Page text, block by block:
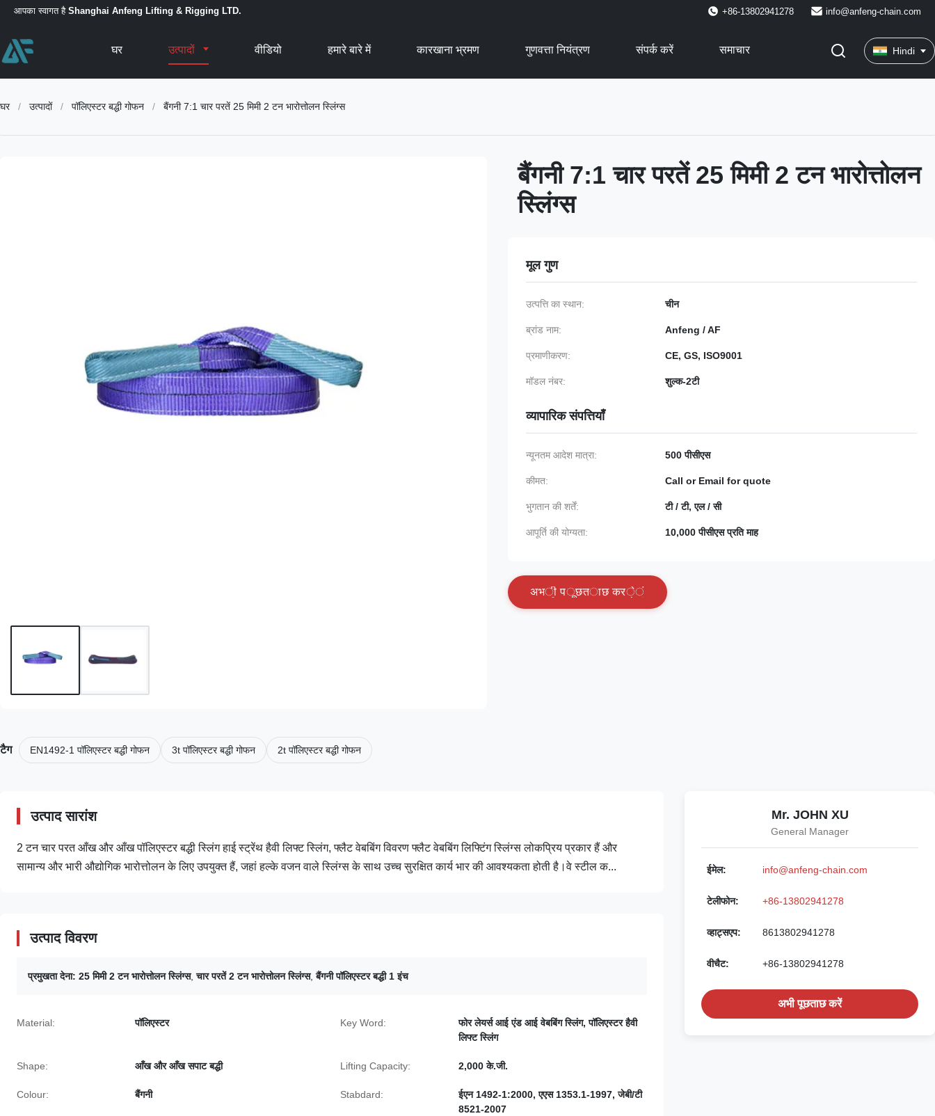
आपका स्वागत है Shanghai Anfeng Lifting & Rigging LTD. +86-13802941278 info@anfeng-chain.com
घर उत्पादों वीडियो हमारे बारे में कारखाना भ्रमण गुणवत्ता नियंत्रण संपर्क करें समाचार Hindi
घर / उत्पादों / पॉलिएस्टर बद्धी गोफन / बैंगनी 7:1 चार परतें 25 मिमी 2 टन भारोत्तोलन स्लिंग्स
बैंगनी 7:1 चार परतें 25 मिमी 2 टन भारोत्तोलन
स्लिंग्स
मूल गुण
उत्पत्ति का स्थान: चीन
ब्रांड नाम: Anfeng / AF
प्रमाणीकरण: CE, GS, ISO9001
मॉडल नंबर: शुल्क-2टी
व्यापारिक संपत्तियाँ
न्यूनतम आदेश मात्रा: 500 पीसीएस
कीमत: Call or Email for quote
भुगतान की शर्तें: टी / टी, एल / सी
आपूर्ति की योग्यता: 10,000 पीसीएस प्रति माह
अभी पूछताछ करें
टैग EN1492-1 पॉलिएस्टर बद्धी गोफन 3t पॉलिएस्टर बद्धी गोफन 2t पॉलिएस्टर बद्धी गोफन
उत्पाद सारांश
2 टन चार परत आँख और आँख पॉलिएस्टर बद्धी स्लिंग हाई स्ट्रेंथ हैवी लिफ्ट स्लिंग, फ्लैट वेबबिंग विवरण फ्लैट वेबबिंग लिफ्टिंग स्लिंग्स लोकप्रिय प्रकार हैं और
सामान्य और भारी औद्योगिक भारोत्तोलन के लिए उपयुक्त हैं, जहां हल्के वजन वाले स्लिंग्स के साथ उच्च सुरक्षित कार्य भार की आवश्यकता होती है।वे स्टील क...
उत्पाद विवरण
प्रमुखता देना: 25 मिमी 2 टन भारोत्तोलन स्लिंग्स,चार परतें 2 टन भारोत्तोलन स्लिंग्स,बैंगनी पॉलिएस्टर बद्धी 1 इंच
Material: पॉलिएस्टर Key Word:
फोर लेयर्स आई एंड आई वेबबिंग स्लिंग, पॉलिएस्टर हैवी
लिफ्ट स्लिंग
Shape: आँख और आँख सपाट बद्धी Lifting Capacity: 2,000 के.जी.
Colour: बैंगनी Stabdard:
ईएन 1492-1:2000, एएस 1353.1-1997, जेबी/टी
8521-2007
Mr. JOHN XU
General Manager
ईमेल: info@anfeng-chain.com
टेलीफोन: +86-13802941278
व्हाट्सएप: 8613802941278
वीचैट: +86-13802941278
अभी पूछताछ करें